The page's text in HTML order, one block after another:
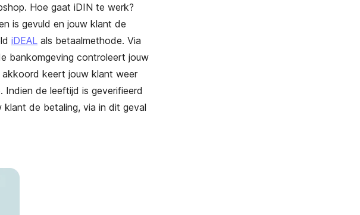
Hoe gaat iDIN te werk?
is gevuld en jouw klant de
iDEAL als betaalmethode. Via
bankomgeving controleert jouw
keert jouw klant weer
Indien de leeftijd is geverifieerd
de betaling, via in dit geval